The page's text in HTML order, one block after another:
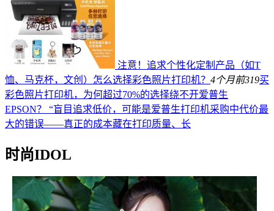
注意！追求个性化定制产品（如T
恤、马克杯，文创）怎么选择彩色照片打印机？ 4个月前319买
彩色照片打印机，为何超过70%的选择绕不开爱普生
EPSON？ “盲目追求低价，可能是爱普生打印机采购中代价最
大的错误——真正的成本藏在打印质量、长
时尚IDOL